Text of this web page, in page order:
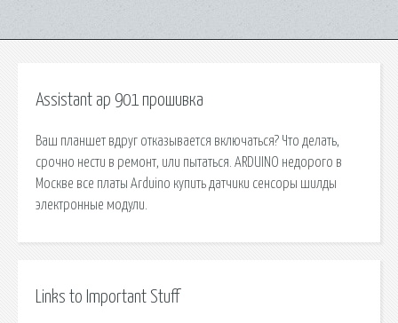
Assistant ap 901 прошивка
Ваш планшет вдруг отказывается включаться? Что делать,
срочно нести в ремонт, или пытаться. ARDUINO недорого в
Москве все платы Arduino купить датчики сенсоры шилды
электронные модули.
Links to Important Stuff